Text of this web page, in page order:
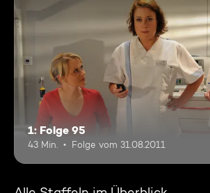
1: Folge 95
43 Min. Folge vom 31.08.2011